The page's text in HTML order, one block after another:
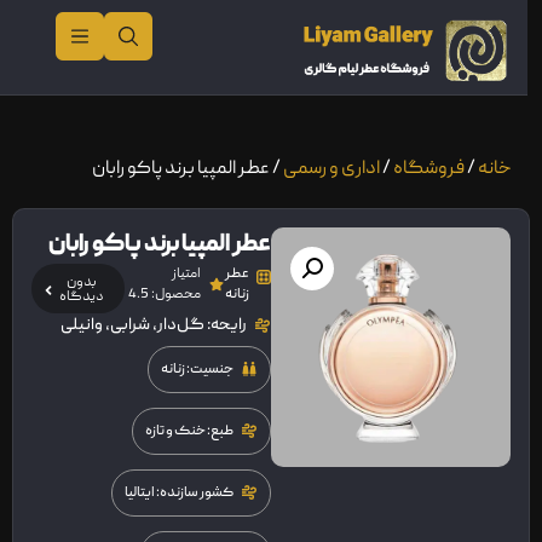
خانه/فروشگاه/اداری و رسمی/ عطر المپیا برند پاکو رابان
عطر المپیا برند پاکو رابان
عطر
زنانه
امتیاز
محصول: 4.5
بدون
دیدگاه
رایحه: گل‌دار، شرابی، وانیلی
جنسیت: زنانه
طبع: خنک و تازه
کشور سازنده: ایتالیا